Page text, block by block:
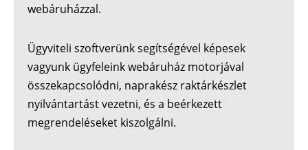
webáruházzal.
Ügyviteli szoftverünk segítségével képesek
vagyunk ügyfeleink webáruház motorjával
összekapcsolódni, naprakész raktárkészlet
nyilvántartást vezetni, és a beérkezett
megrendeléseket kiszolgálni.